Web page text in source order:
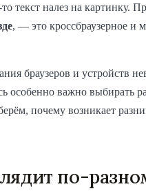
текст налез на картинку.
, — это кроссбраузерное и
браузеров и устройств
особенно важно выбирать
почему возникает
по-